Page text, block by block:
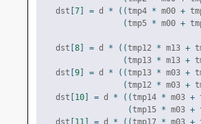
    dst
7 = d * ((tmp4 * m00 +
(tmp5 * m00 +
    dst
8 = d * ((tmp12 * m13 +
(tmp13 * m13 +
    dst
9 = d * ((tmp13 * m03 +
(tmp12 * m03 +
    dst
10 = d * ((tmp14 * m03 +
(tmp15 * m03 +
    dst
11 = d * ((tmp17 * m03 +